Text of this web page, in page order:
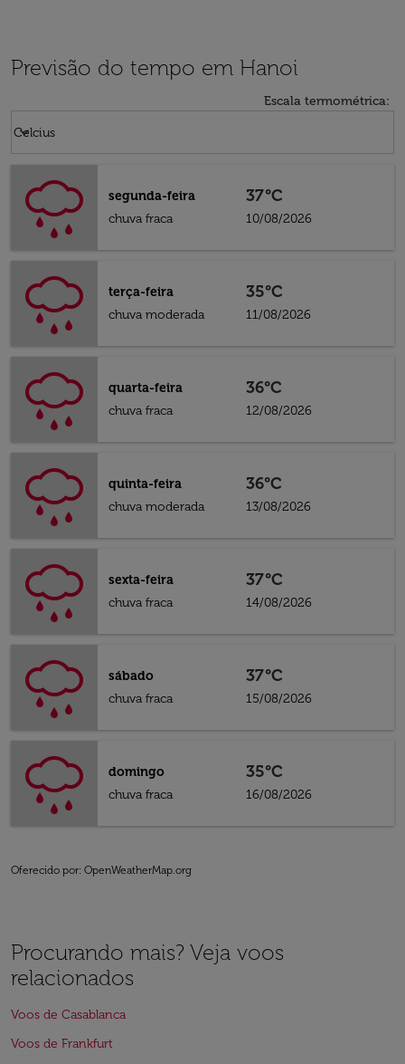
Previsão do tempo em Hanoi
Escala termométrica:
Celcius
keyboard_arrow_down
segunda-feira
chuva fraca
37°C
10/08/2026
terça-feira
chuva moderada
35°C
11/08/2026
quarta-feira
chuva fraca
36°C
12/08/2026
quinta-feira
chuva moderada
36°C
13/08/2026
sexta-feira
chuva fraca
37°C
14/08/2026
sábado
chuva fraca
37°C
15/08/2026
domingo
chuva fraca
35°C
16/08/2026
Oferecido por: OpenWeatherMap.org
Procurando mais? Veja voos
relacionados
Voos de Casablanca
Voos de Frankfurt